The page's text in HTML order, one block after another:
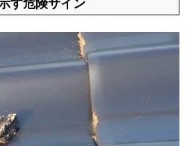
す危険サイン